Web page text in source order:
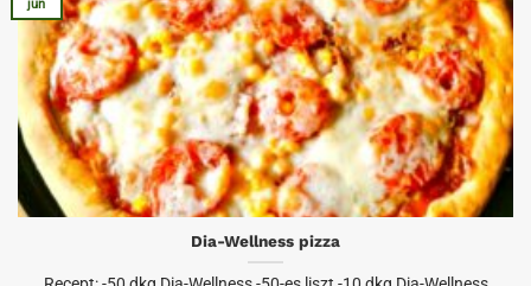
Dia-Wellness pizza
jún